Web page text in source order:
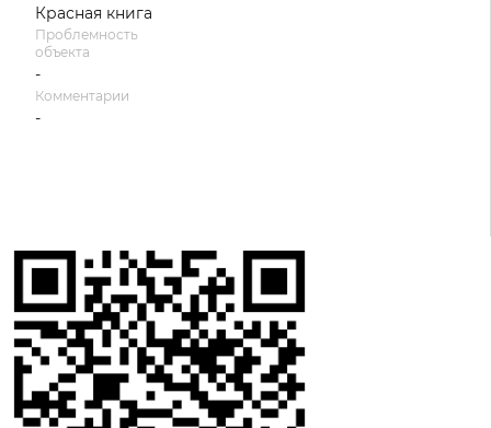
Красная книга
Проблемность
объекта
-
Комментарии
-